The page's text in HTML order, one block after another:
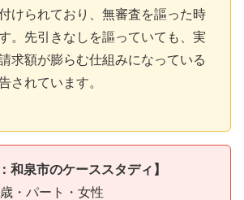
けられており、無審査を謳った時
。先引きなしを謳っていても、実
求額が膨らむ仕組みになっている
されています。
和泉市のケーススタディ】
・パート・女性